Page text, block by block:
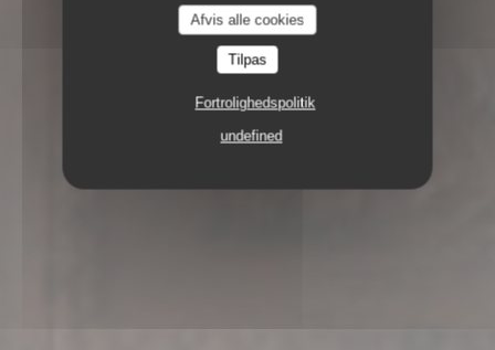
Afvis alle cookies
Tilpas
Fortrolighedspolitik
undefined